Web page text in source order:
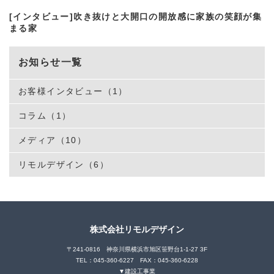
[インタビュー]吹き抜けと大開口の開放感に家族の笑顔が集
まる家
お知らせ一覧
お客様インタビュー（1）
コラム（1）
メディア（10）
リモルデザイン（6）
株式会社リモルデザイン
〒241-0816 神奈川県横浜市旭区笹野台1-1-27 3F
TEL：045-360-6227 FAX：045-360-6228
▼建設工事業